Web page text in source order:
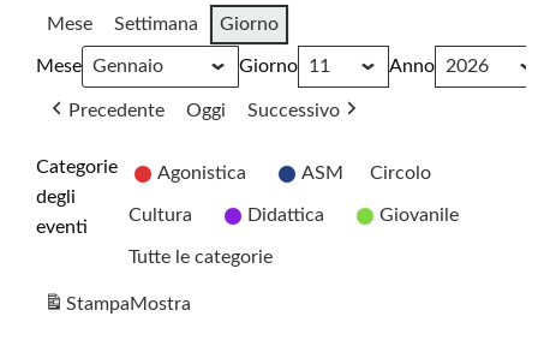
Mese Settimana Giorno
Mese Giorno Anno
Precedente Oggi Successivo
Categorie
degli
eventi
Agonistica ASM Circolo
Cultura Didattica Giovanile
Tutte le categorie
StampaMostra